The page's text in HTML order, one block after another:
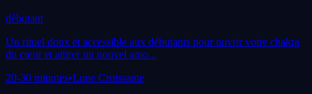
débutant
Un rituel doux et accessible aux débutants pour ouvrir votre chakra
du cœur et attirer un nouvel amo...
20-30 minutes•Lune Croissante